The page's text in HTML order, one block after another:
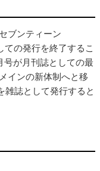
ブンティーン
ての発行を終了するこ
号が月刊誌としての最
インの新体制へと移
雑誌として発行すると